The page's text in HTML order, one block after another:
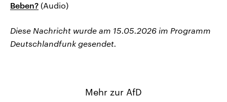
Beben? (Audio)
Diese Nachricht wurde am 15.05.2026 im Programm
Deutschlandfunk gesendet.
Mehr zur AfD